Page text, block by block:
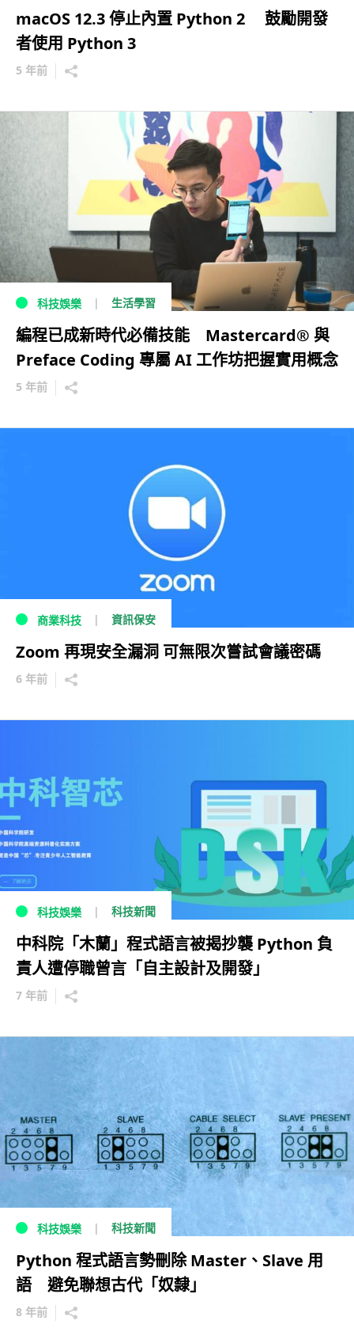
macOS 12.3 停止內置 Python 2 鼓勵開發
者使用 Python 3
5 年前
科技娛樂 生活學習
編程已成新時代必備技能 Mastercard® 與
Preface Coding 專屬 AI 工作坊把握實用概念
5 年前
商業科技 資訊保安
Zoom 再現安全漏洞 可無限次嘗試會議密碼
6 年前
科技娛樂 科技新聞
中科院「木蘭」程式語言被揭抄襲 Python 負
責人遭停職曾言「自主設計及開發」
7 年前
科技娛樂 科技新聞
Python 程式語言勢刪除 Master、Slave 用
語 避免聯想古代「奴隸」
8 年前